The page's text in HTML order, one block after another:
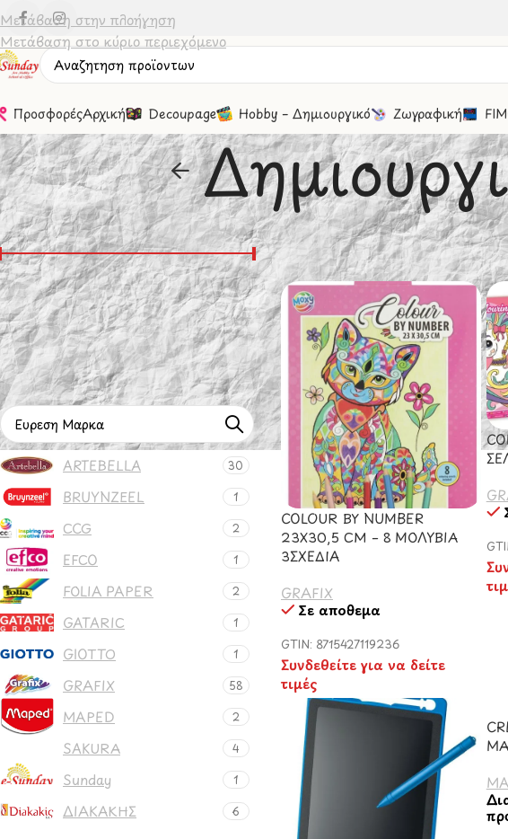
Μετάβαση στην πλοήγηση
Μετάβαση στο κύριο περιεχόμενο
ΠροσφορέςΑρχική Decoupage Hobby – Δημιουργικό Ζωγραφική
Φιλτράσισμα Βάσει Τιμής
Φιλτράρισμα
Τιμή:0 €—20 €
Καταστευαστές
ARTEBELLA 30
BRUYNZEEL 1
CCG 2
EFCO 1
FOLIA PAPER 2
GATARIC 1
GIOTTO 1
GRAFIX 58
MAPED 2
SAKURA 4
Sunday 1
ΔΙΑΚΑΚΗΣ 6
Αρχική σελίδα/Δώρα - Παιχνίδια/
Εμφάνιση 20 30 50 100
COLOUR ΒΥ NUMBER
23Χ30,5 CM – 8 ΜΟΛΥΒΙΑ
3ΣΧΕΔΙΑ
GRAFIX
Σε απόθεμα
GTIN: 8715427119236
Συνδεθείτε για να δείτε
τιμές